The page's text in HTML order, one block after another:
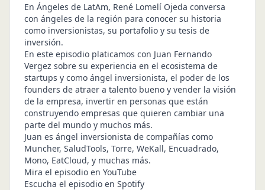
En Ángeles de LatAm, René Lomelí Ojeda conversa
con ángeles de la región para conocer su historia
como inversionistas, su portafolio y su tesis de
inversión.
En este episodio platicamos con Juan Fernando
Vergez sobre su experiencia en el ecosistema de
startups y como ángel inversionista, el poder de los
founders de atraer a talento bueno y vender la visión
de la empresa, invertir en personas que están
construyendo empresas que quieren cambiar una
parte del mundo y muchos más.
Juan es ángel inversionista de compañías como
Muncher, SaludTools, Torre, WeKall, Encuadrado,
Mono, EatCloud, y muchas más.
Mira el episodio en YouTube
Escucha el episodio en Spotify